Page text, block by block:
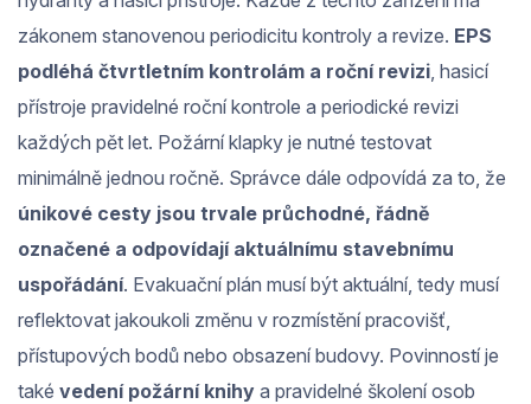
zákonem stanovenou periodicitu kontroly a revize. EPS
podléhá čtvrtletním kontrolám a roční revizi, hasicí
přístroje pravidelné roční kontrole a periodické revizi
každých pět let. Požární klapky je nutné testovat
minimálně jednou ročně. Správce dále odpovídá za to, že
únikové cesty jsou trvale průchodné, řádně
označené a odpovídají aktuálnímu stavebnímu
uspořádání. Evakuační plán musí být aktuální, tedy musí
reflektovat jakoukoli změnu v rozmístění pracovišť,
přístupových bodů nebo obsazení budovy. Povinností je
také vedení požární knihy a pravidelné školení osob